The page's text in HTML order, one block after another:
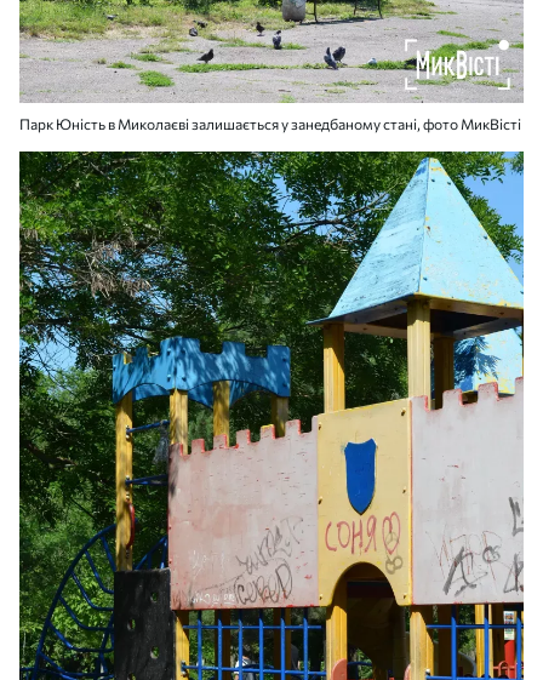
Парк Юність в Миколаєві залишається у занедбаному стані, фото МикВісті